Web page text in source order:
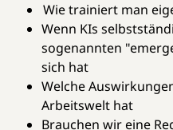
Wie trainiert man
Wenn KIs
sogenannten
sich hat
Welche
Arbeitswelt hat
Brauchen wir eine